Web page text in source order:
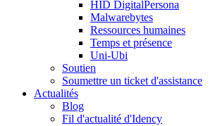
HID DigitalPersona
Malwarebytes
Ressources humaines
Temps et présence
Uni-Ubi
Soutien
Soumettre un ticket d'assistance
Actualités
Blog
Fil d'actualité d'Idency